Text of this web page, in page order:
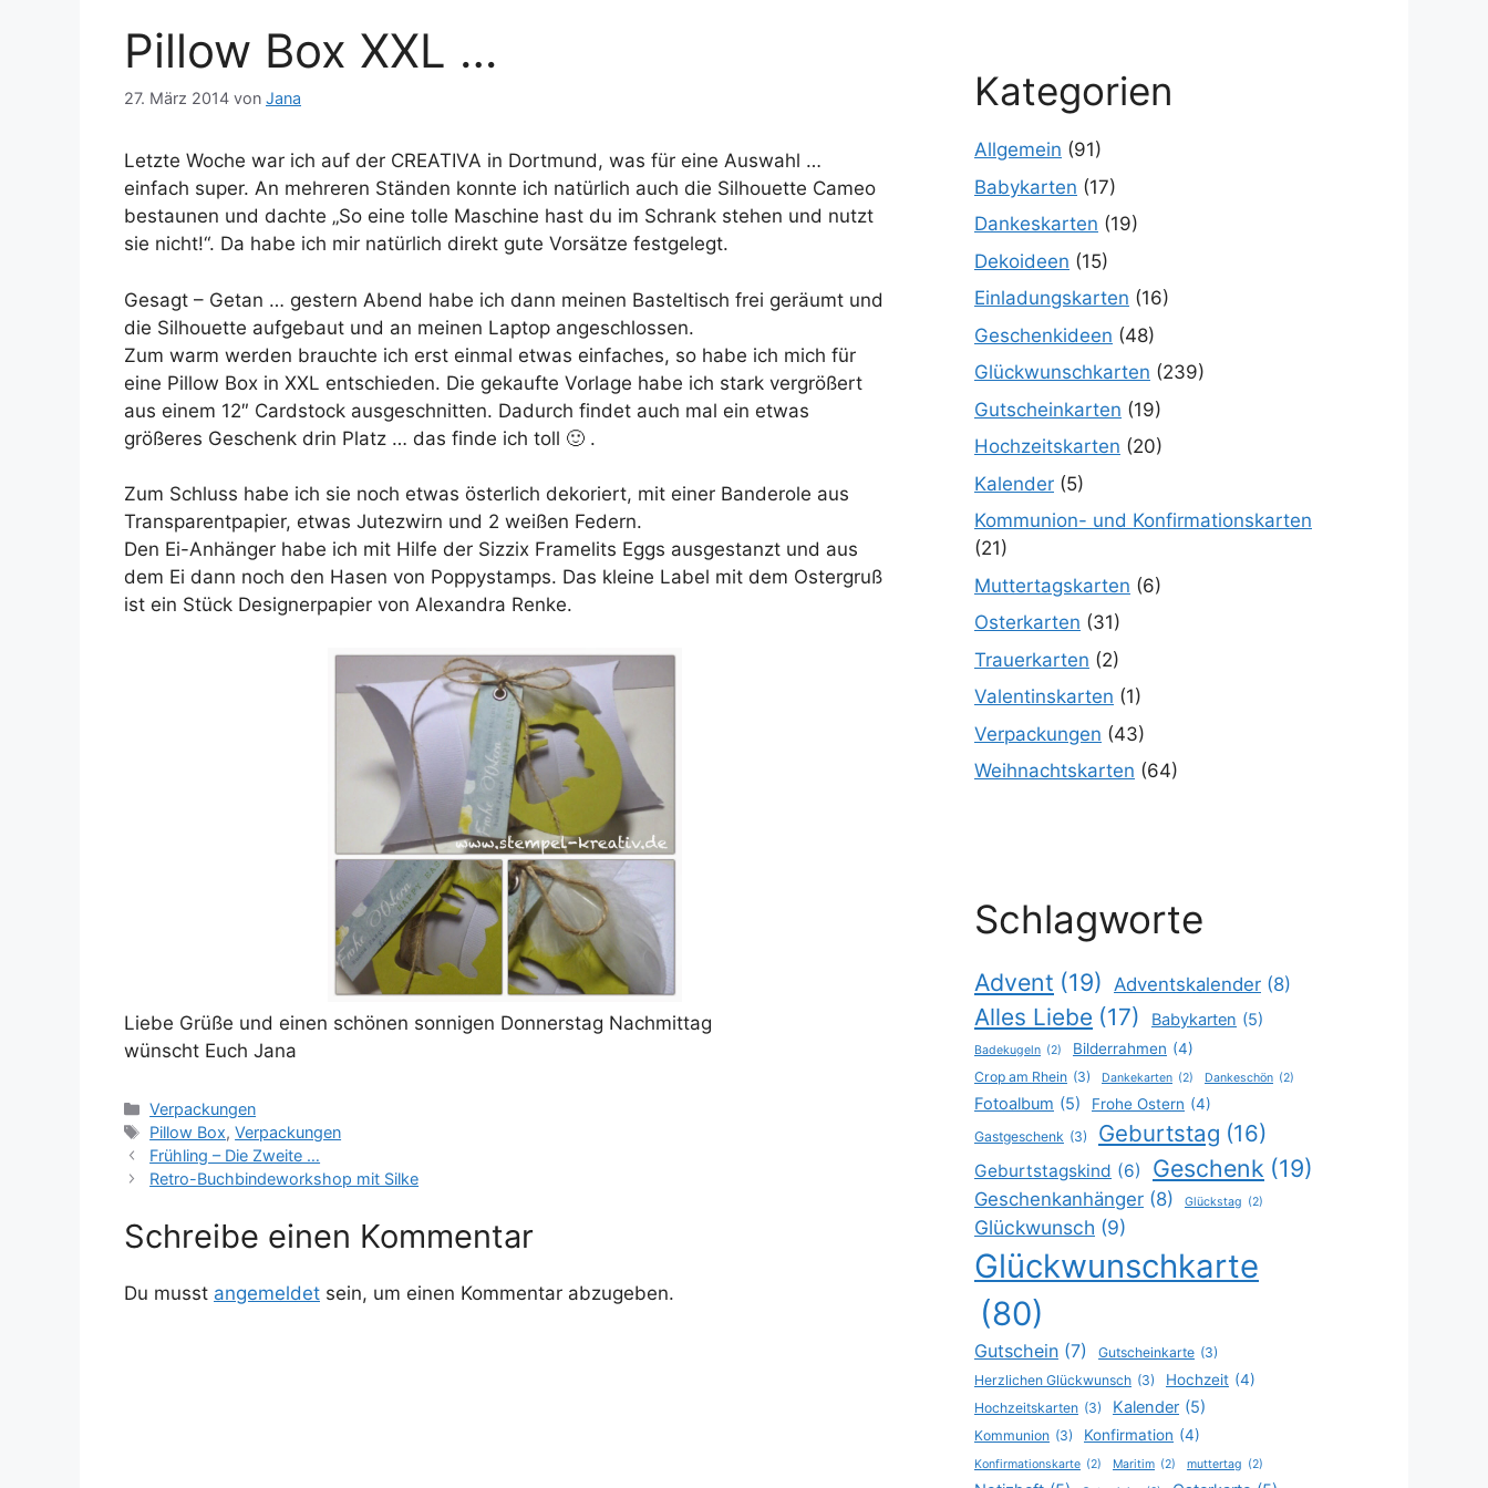
Pillow Box XXL …
27. März 2014 von Jana
Letzte Woche war ich auf der CREATIVA in Dortmund, was für eine Auswahl …
einfach super. An mehreren Ständen konnte ich natürlich auch die Silhouette Cameo
bestaunen und dachte „So eine tolle Maschine hast du im Schrank stehen und nutzt
sie nicht!“. Da habe ich mir natürlich direkt gute Vorsätze festgelegt.
Gesagt – Getan … gestern Abend habe ich dann meinen Basteltisch frei geräumt und
die Silhouette aufgebaut und an meinen Laptop angeschlossen.
Zum warm werden brauchte ich erst einmal etwas einfaches, so habe ich mich für
eine Pillow Box in XXL entschieden. Die gekaufte Vorlage habe ich stark vergrößert
aus einem 12″ Cardstock ausgeschnitten. Dadurch findet auch mal ein etwas
größeres Geschenk drin Platz … das finde ich toll 🙂 .
Zum Schluss habe ich sie noch etwas österlich dekoriert, mit einer Banderole aus
Transparentpapier, etwas Jutezwirn und 2 weißen Federn.
Den Ei-Anhänger habe ich mit Hilfe der Sizzix Framelits Eggs ausgestanzt und aus
dem Ei dann noch den Hasen von Poppystamps. Das kleine Label mit dem Ostergruß
ist ein Stück Designerpapier von Alexandra Renke.
Liebe Grüße und einen schönen sonnigen Donnerstag Nachmittag
wünscht Euch Jana
Kategorien
Verpackungen
Schlagwörter
Pillow Box,Verpackungen
Frühling – Die Zweite …
Retro-Buchbindeworkshop mit Silke
Schreibe einen Kommentar
Du musst angemeldet sein, um einen Kommentar abzugeben.
Kategorien
Allgemein (91)
Babykarten (17)
Dankeskarten (19)
Dekoideen (15)
Einladungskarten (16)
Geschenkideen (48)
Glückwunschkarten (239)
Gutscheinkarten (19)
Hochzeitskarten (20)
Kalender (5)
Kommunion- und Konfirmationskarten
(21)
Muttertagskarten (6)
Osterkarten (31)
Trauerkarten (2)
Valentinskarten (1)
Verpackungen (43)
Weihnachtskarten (64)
Schlagworte
Advent (19) Adventskalender (8)
Alles Liebe (17) Babykarten (5)
Badekugeln (2) Bilderrahmen (4)
Crop am Rhein (3) Dankekarten (2) Dankeschön (2)
Fotoalbum (5) Frohe Ostern (4)
Gastgeschenk (3) Geburtstag (16)
Geburtstagskind (6) Geschenk (19)
Geschenkanhänger (8) Glückstag (2)
Glückwunsch (9)
Glückwunschkarte
(80)
Gutschein (7) Gutscheinkarte (3)
Herzlichen Glückwunsch (3) Hochzeit (4)
Hochzeitskarten (3) Kalender (5)
Kommunion (3) Konfirmation (4)
Konfirmationskarte (2) Maritim (2) muttertag (2)